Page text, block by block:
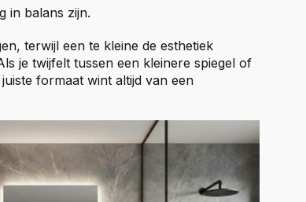
in balans zijn.
terwijl een te kleine de esthetiek
je twijfelt tussen een kleinere spiegel of
formaat wint altijd van een